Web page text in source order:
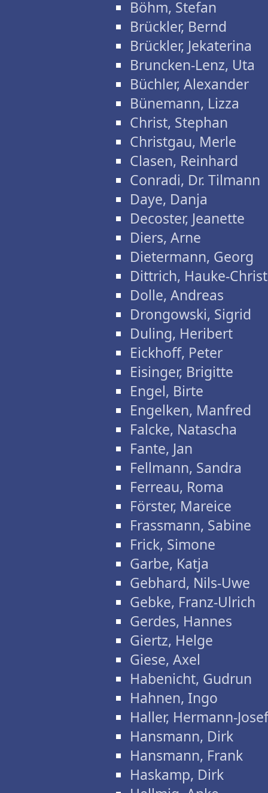
Böhm, Stefan
Brückler, Bernd
Brückler, Jekaterina
Bruncken-Lenz, Uta
Büchler, Alexander
Bünemann, Lizza
Christ, Stephan
Christgau, Merle
Clasen, Reinhard
Conradi, Dr. Tilmann
Daye, Danja
Decoster, Jeanette
Diers, Arne
Dietermann, Georg
Dittrich, Hauke-
Dolle, Andreas
Drongowski, Sigrid
Duling, Heribert
Eickhoff, Peter
Eisinger, Brigitte
Engel, Birte
Engelken, Manfred
Falcke, Natascha
Fante, Jan
Fellmann, Sandra
Ferreau, Roma
Förster, Mareice
Frassmann, Sabine
Frick, Simone
Garbe, Katja
Gebhard, Nils-Uwe
Gebke, Franz-Ulrich
Gerdes, Hannes
Giertz, Helge
Giese, Axel
Habenicht, Gudrun
Hahnen, Ingo
Haller, Hermann-Josef
Hansmann, Dirk
Hansmann, Frank
Haskamp, Dirk